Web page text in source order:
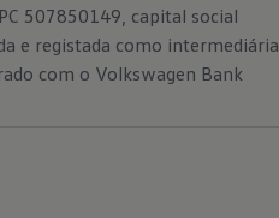
507850149, capital social
e registada como intermediária
com o Volkswagen Bank